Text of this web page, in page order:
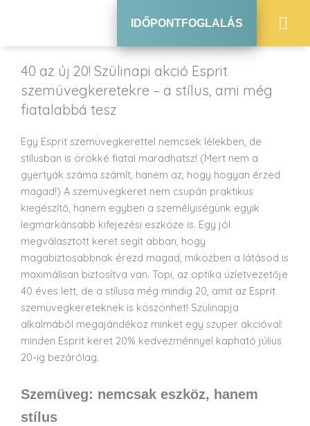
IDŐPONTFOGLALÁS
40 az új 20! Szülinapi akció Esprit
szemüvegkeretekre – a stílus, ami még
fiatalabbá tesz
Egy Esprit szemüvegkerettel nemcsek lélekben, de
stílusban is örökké fiatal maradhatsz! (Mert nem a
gyertyák száma számít, hanem az, hogy hogyan érzed
magad!) A szemüvegkeret nem csupán praktikus
kiegészítő, hanem egyben a személyiségünk egyik
legmarkánsabb kifejezési eszköze is. Egy jól
megválasztott keret segít abban, hogy
magabiztosabbnak érezd magad, miközben a látásod is
maximálisan biztosítva van. Topi, az optika üzletvezetője
40 éves lett, de a stílusa még mindig 20, amit az Esprit
szemüvegkereteknek is köszönhet! Szülinapja
alkalmából megajándékoz minket egy szuper akcióval:
minden Esprit keret 20% kedvezménnyel kapható július
20-ig bezárólag.
Szemüveg: nemcsak eszköz, hanem
stílus